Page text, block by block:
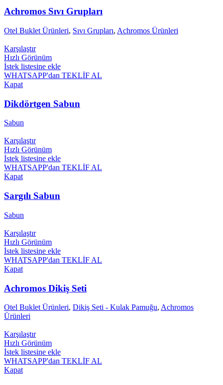
Achromos Sıvı Grupları
Otel Buklet Ürünleri, Sıvı Grupları, Achromos Ürünleri
Karşılaştır
Hızlı Görünüm
İstek listesine ekle
WHATSAPP'dan TEKLİF AL
Kapat
Dikdörtgen Sabun
Sabun
Karşılaştır
Hızlı Görünüm
İstek listesine ekle
WHATSAPP'dan TEKLİF AL
Kapat
Sargılı Sabun
Sabun
Karşılaştır
Hızlı Görünüm
İstek listesine ekle
WHATSAPP'dan TEKLİF AL
Kapat
Achromos Dikiş Seti
Otel Buklet Ürünleri, Dikiş Seti - Kulak Pamuğu, Achromos
Ürünleri
Karşılaştır
Hızlı Görünüm
İstek listesine ekle
WHATSAPP'dan TEKLİF AL
Kapat